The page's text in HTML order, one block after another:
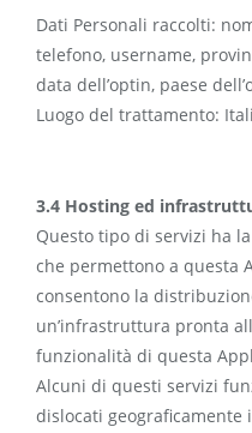
Dati Personali raccolti:
telefono, username,
data dell’optin, paese
Luogo del trattamento:
3.4 Hosting ed
Questo tipo di servizi ha
che permettono a questa
consentono la
un’infrastruttura pronta
funzionalità di questa
Alcuni di questi servizi
dislocati